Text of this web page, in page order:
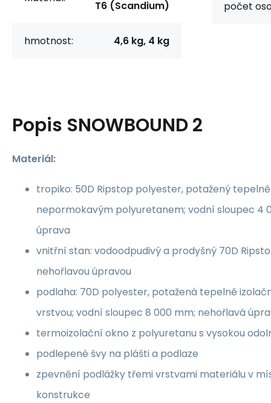
T6 (Scandium)
hmotnost: 4,6 kg, 4 kg
počet
Popis SNOWBOUND 2
Materiál:
tropiko: 50D Ripstop polyester, potažený
nepormokavým polyuretanem; vodní sloupec 4
úprava
vnitřní stan: vodoodpudivý a prodyšný 70D
nehořlavou úpravou
podlaha: 70D polyester, potažená tepelně
vrstvou; vodní sloupec 8 000 mm; nehořlavá
termoizolační okno z polyuretanu s vysokou
podlepené švy na plášti a podlaze
zpevnění podlážky třemi vrstvami materiálu v
konstrukce